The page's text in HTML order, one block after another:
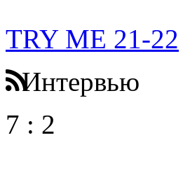
TRY ME 21-22
Интервью
7 : 2